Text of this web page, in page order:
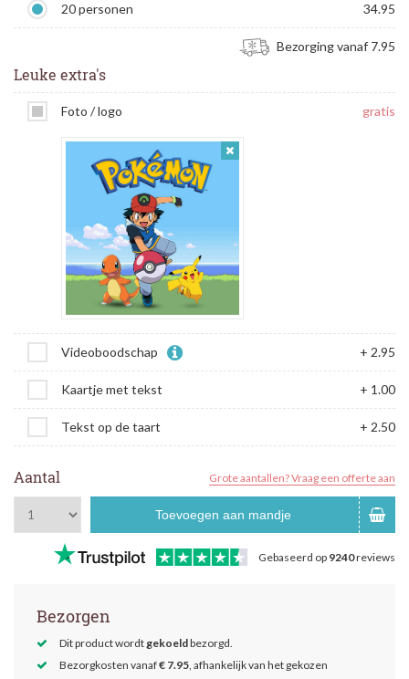
20 personen 34.95
Bezorging vanaf 7.95
Leuke extra's
Foto / logo gratis
Videoboodschap + 2.95
Kaartje met tekst + 1.00
Tekst op de taart + 2.50
Aantal Grote aantallen? Vraag een offerte aan
Toevoegen aan mandje
Gebaseerd op 9240reviews
Bezorgen
Dit product wordtgekoeldbezorgd.
Bezorgkosten vanaf€ 7.95, afhankelijk van het gekozen